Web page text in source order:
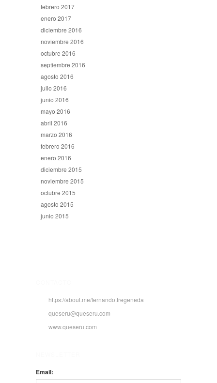
febrero 2017
enero 2017
diciembre 2016
noviembre 2016
octubre 2016
septiembre 2016
agosto 2016
julio 2016
junio 2016
mayo 2016
abril 2016
marzo 2016
febrero 2016
enero 2016
diciembre 2015
noviembre 2015
octubre 2015
agosto 2015
junio 2015
https://about.me/fernando.fregeneda
queseru@queseru.com
www.queseru.com
Email: